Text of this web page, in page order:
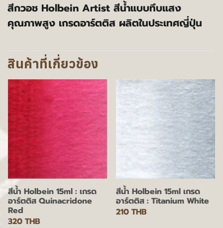
สีกวอช Holbein Artist สีน้ำแบบทึบแสง
คุณภาพสูง เกรดอาร์ตติส ผลิตในประเทศญี่ปุ่น
สินค้าที่เกี่ยวข้อง
สีน้ำ Holbein 15ml : เกรด
อาร์ตติส Quinacridone
Red
320 THB
สีน้ำ Holbein 15ml เกรด
อาร์ตติส : Titanium White
210 THB